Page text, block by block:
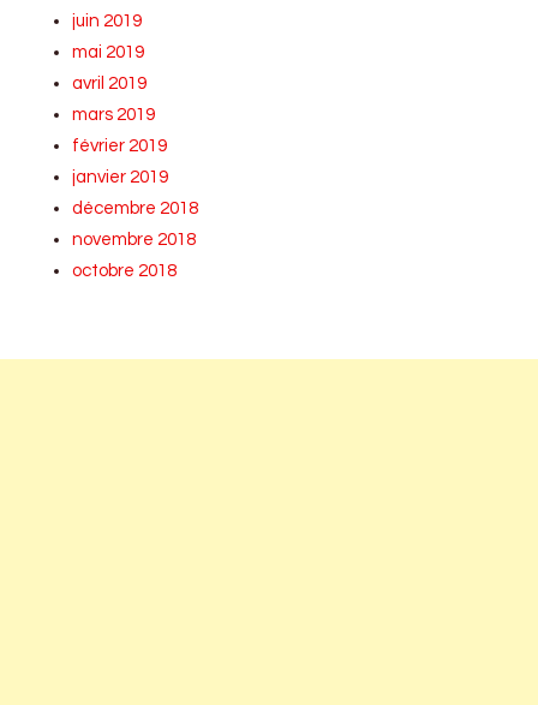
juin 2019
mai 2019
avril 2019
mars 2019
février 2019
janvier 2019
décembre 2018
novembre 2018
octobre 2018